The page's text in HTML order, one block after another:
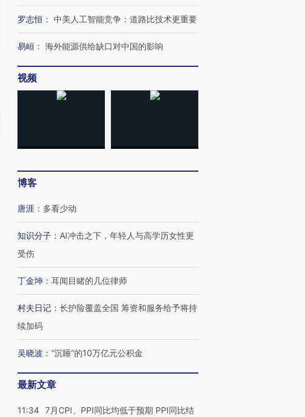
罗志恒 ： 中美人工智能竞争：道路比技术更重要
易峘 ： 海外能源供给缺口对中国的影响
视频
博客
唐涯 ： 多看少动
知识分子 ： AI冲击之下，年轻人与高学历女性更
受伤
丁金坤 ： 耳闻目睹的几位律师
村夫日记 ： 长护险覆盖全国 筹资和服务给予将持
续加码
吴晓波 ： “沉睡”的10万亿元公积金
最新文章
11:34 7月CPI、PPI同比均低于预期 PPI同比结